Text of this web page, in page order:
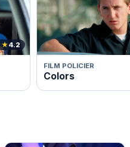
★4.2
FILM POLICIER
Colors